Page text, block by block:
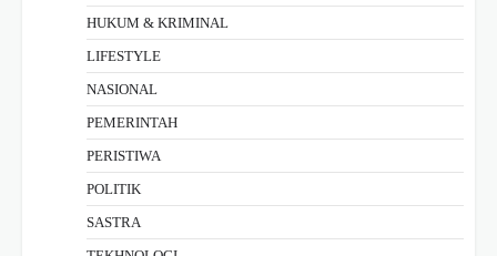
HUKUM & KRIMINAL
LIFESTYLE
NASIONAL
PEMERINTAH
PERISTIWA
POLITIK
SASTRA